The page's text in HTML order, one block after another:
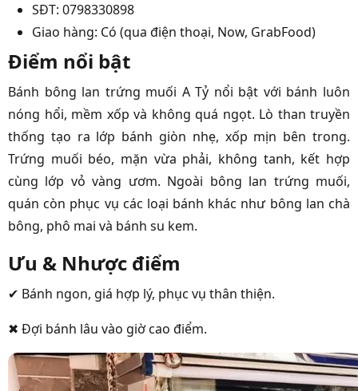
SĐT: 0798330898
Giao hàng: Có (qua điện thoại, Now, GrabFood)
Điểm nổi bật
Bánh bông lan trứng muối A Tỷ nổi bật với bánh luôn
nóng hổi, mềm xốp và không quá ngọt. Lò than truyền
thống tạo ra lớp bánh giòn nhẹ, xốp mịn bên trong.
Trứng muối béo, mặn vừa phải, không tanh, kết hợp
cùng lớp vỏ vàng ươm. Ngoài bông lan trứng muối,
quán còn phục vụ các loại bánh khác như bông lan chà
bông, phô mai và bánh su kem.
Ưu & Nhược điểm
✔ Bánh ngon, giá hợp lý, phục vụ thân thiện.
✖ Đợi bánh lâu vào giờ cao điểm.